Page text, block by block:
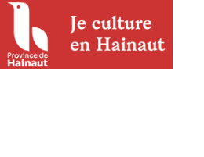
Panneau de gestion des cookies